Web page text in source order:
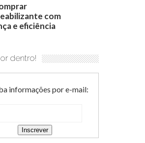
com
e eficiência
dentro!
informações por e-mail: